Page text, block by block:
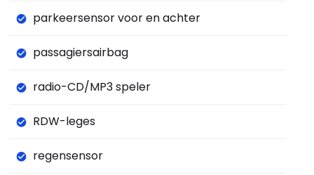
parkeersensor voor en achter
passagiersairbag
radio-CD/MP3 speler
RDW-leges
regensensor